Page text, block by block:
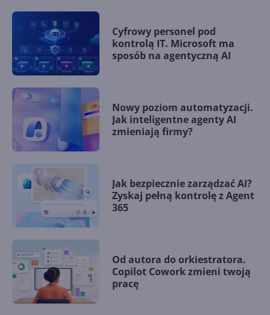
Cyfrowy personel pod
kontrolą IT. Microsoft ma
sposób na agentyczną AI
Nowy poziom automatyzacji.
Jak inteligentne agenty AI
zmieniają firmy?
Jak bezpiecznie zarządzać AI?
Zyskaj pełną kontrolę z Agent
365
Od autora do orkiestratora.
Copilot Cowork zmieni twoją
pracę